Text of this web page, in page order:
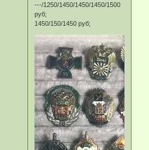
---/1250/1450/1450/1450/1500
руб;
1450/150/1450 руб;